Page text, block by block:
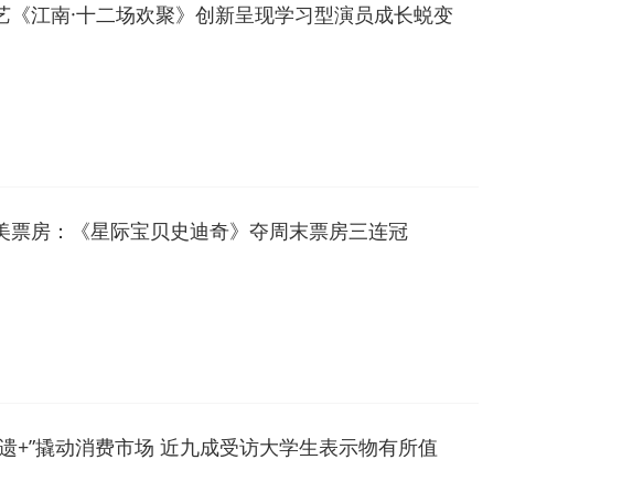
《江南·十二场欢聚》创新呈现学习型演员成长蜕变
票房：《星际宝贝史迪奇》夺周末票房三连冠
+”撬动消费市场 近九成受访大学生表示物有所值